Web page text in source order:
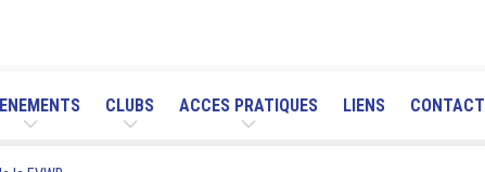
CLUBS ACCES PRATIQUES LIENS CONTACT